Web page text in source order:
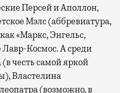
Персей и Аполлон,
Мэлс (аббревиатура,
«Маркс, Энгельс,
Космос. А среди
честь самой яркой
Властелина
(возможно, в